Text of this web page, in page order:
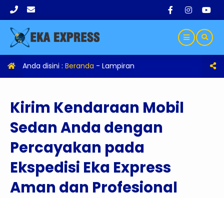
Anda disini : Beranda - Lampiran
Kirim Kendaraan Mobil
Sedan Anda dengan
Percayakan pada
Ekspedisi Eka Express
Aman dan Profesional